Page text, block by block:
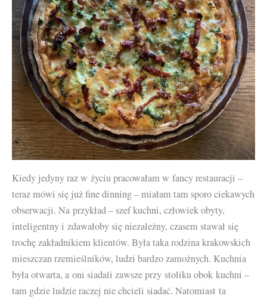
Kiedy jedyny raz w życiu pracowałam w fancy restauracji –
teraz mówi się już fine dinning – miałam tam sporo ciekawych
obserwacji. Na przykład – szef kuchni, człowiek obyty,
inteligentny i zdawałoby się niezależny, czasem stawał się
trochę zakładnikiem klientów. Była taka rodzina krakowskich
mieszczan rzemieślników, ludzi bardzo zamożnych. Kuchnia
była otwarta, a oni siadali zawsze przy stoliku obok kuchni –
tam gdzie ludzie raczej nie chcieli siadać. Natomiast ta